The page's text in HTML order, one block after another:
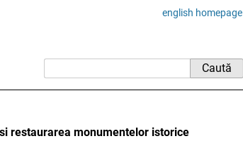
english homepage
restaurarea monumentelor istorice